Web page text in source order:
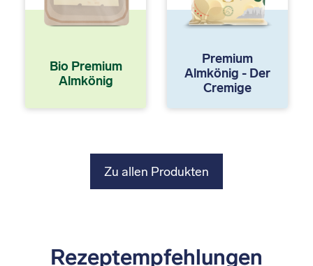
Bio Premium
Almkönig
Premium
Almkönig - Der
Cremige
Zu allen Produkten
Rezeptempfehlungen